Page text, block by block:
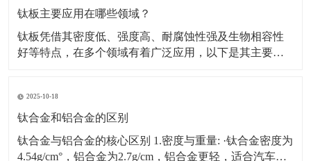
钛板主要应用在哪些领域？
钛板凭借其密度低、强度高、耐腐蚀性强及生物相容性
好等特点，在多个领域有着广泛应用，以下是其主要应
机匣）、火箭壳体、航天设备结构件等。原因：轻量化
需求突出，可降低飞行器重量，提升燃油效率或载荷能
力。能耐受高
2025-10-18
钛合金和铝合金的区别
钛合金与铝合金的核心区别 1.密度与重量: ·钛合金密度为
4.54g/cm°，铝合金为2.7g/cm，铝合金更轻，适合汽车、